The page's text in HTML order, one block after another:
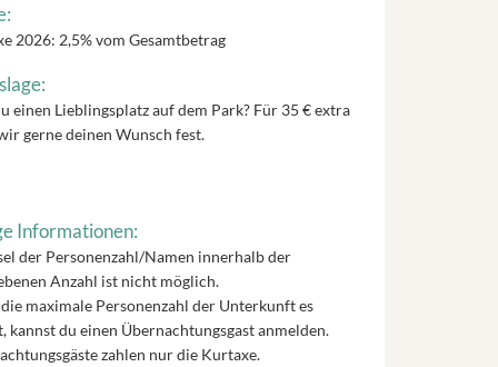
2026: 2,5% vom Gesamtbetrag
einen Lieblingsplatz auf dem Park? Für 35 € extra
gerne deinen Wunsch fest.
Informationen:
der Personenzahl/Namen innerhalb der
Anzahl ist nicht möglich.
maximale Personenzahl der Unterkunft es
kannst du einen Übernachtungsgast anmelden.
zahlen nur die Kurtaxe.